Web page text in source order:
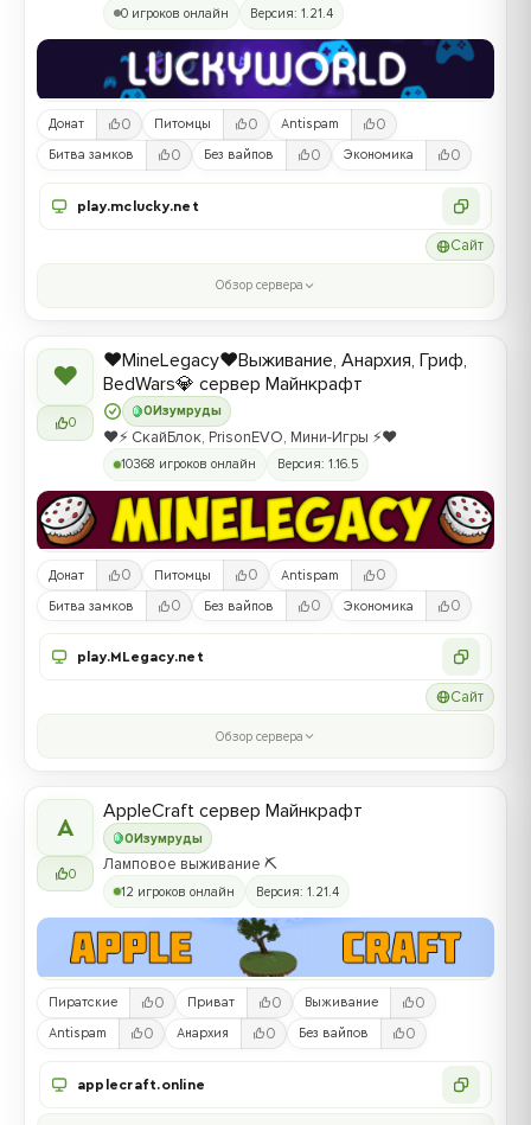
0 игроков онлайн Версия: 1.21.4
Донат 0 Питомцы 0 Antispam 0
Битва замков 0 Без вайпов 0 Экономика 0
play.mclucky.net
Сайт
Обзор сервера
❤
0
0 Изумруды
❤️MineLegacy❤️Выживание, Анархия, Гриф,
BedWars💎 сервер Майнкрафт
❤️⚡️ СкайБлок, PrisonEVO, Мини-Игры ⚡️❤️
10368 игроков онлайн Версия: 1.16.5
Донат 0 Питомцы 0 Antispam 0
Битва замков 0 Без вайпов 0 Экономика 0
play.MLegacy.net
Сайт
Обзор сервера
A
0
0Изумруды
AppleCraft сервер Майнкрафт
Ламповое выживание ⛏️
12 игроков онлайн Версия: 1.21.4
Пиратские 0 Приват 0 Выживание 0
Antispam 0 Анархия 0 Без вайпов 0
applecraft.online